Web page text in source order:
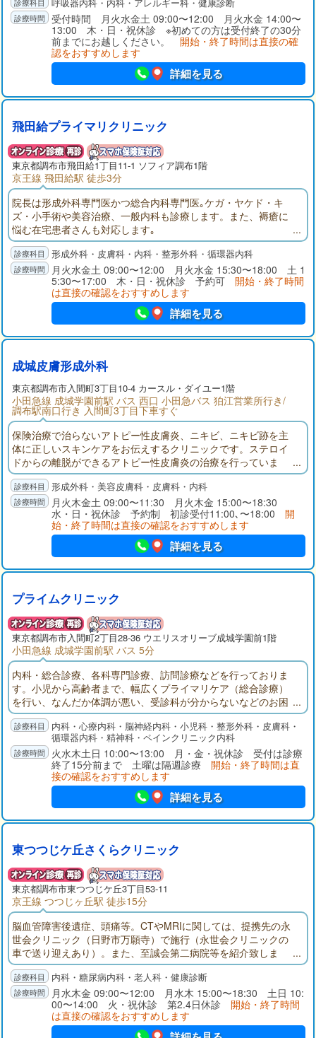
ます。長年「咳」に注目し、呼吸器外来を行ってきた咳専門医
がお一人お一人の症状を見極め、適切な処置を行っておりま
す。ながびく咳でお悩みの方は、ぜひ一度ご相談ください。
受付時間 月火水金土 09:00〜12:00 月火水金 14:00〜
13:00 木・日・祝休診 ※初めての方は受付終了の30分
前までにお越しください。 開始・終了時間は直接の確
認をおすすめします
詳細を見る
飛田給プライマリクリニック
東京都調布市飛田給1丁目11-1 ソフィア調布1階
京王線 飛田給駅 徒歩3分
院長は形成外科専門医かつ総合内科専門医｡ケガ・ヤケド・キ
ズ・小手術や美容治療、一般内科も診療します。また、褥瘡に
悩む在宅患者さんも対応します｡
形成外科・皮膚科・内科・整形外科・循環器内科
月火水金土 09:00〜12:00 月火水金 15:30〜18:00 土 1
5:30〜17:00 木・日・祝休診 予約可 開始・終了時間
は直接の確認をおすすめします
詳細を見る
成城皮膚形成外科
東京都調布市入間町3丁目10-4 カースル・ダイユー1階
小田急線 成城学園前駅 バス 西口 小田急バス 狛江営業所行き/
調布駅南口行き 入間町3丁目下車すぐ
保険治療で治らないアトピー性皮膚炎、ニキビ、ニキビ跡を主
体に正しいスキンケアをお伝えするクリニックです。ステロイ
ドからの離脱ができるアトピー性皮膚炎の治療を行っていま
す。ビタミンの応用によるニキビやニキビ痕の治療や、しわ、
シミ、たるみの改善を行います。
形成外科・美容皮膚科・皮膚科・内科
月火木金土 09:00〜11:30 月火木金 15:00〜18:30
水・日・祝休診 予約制 初診受付11:00､〜18:00 開
始・終了時間は直接の確認をおすすめします
詳細を見る
プライムクリニック
東京都調布市入間町2丁目28-36 ウエリスオリーブ成城学園前1階
小田急線 成城学園前駅 バス 5分
内科・総合診療、各科専門診療、訪問診療などを行っておりま
す。小児から高齢者まで、幅広くプライマリケア（総合診療）
を行い、なんだか体調が悪い、受診科が分からないなどのお困
りごとも、お話をしっかりと傾聴し、必要があれば各医師の専
門診療につなげます。通院が困難な患者さんには訪問診療・往
診も行っております。専門医も多数在籍しており、専門外来も
行っております。
内科・心療内科・脳神経内科・小児科・整形外科・皮膚科・
循環器内科・精神科・ペインクリニック内科
火水木土日 10:00〜13:00 月・金・祝休診 受付は診療
終了15分前まで 土曜は隔週診療 開始・終了時間は直
接の確認をおすすめします
詳細を見る
東つつじケ丘さくらクリニック
東京都調布市東つつじケ丘3丁目53-11
京王線 つつじヶ丘駅 徒歩15分
脳血管障害後遺症、頭痛等。CTやMRIに関しては、提携先の永
世会クリニック（日野市万願寺）で施行（永世会クリニックの
車で送り迎えあり）。また、至誠会第二病院等を紹介致しま
す。土曜日・日曜日でも、調布市が行う「定期健診」を受ける
ことが可能。「雇入れ時健康診断」も行っています。
内科・糖尿病内科・老人科・健康診断
月水木金 09:00〜12:00 月水木 15:00〜18:30 土日 10:
00〜14:00 火・祝休診 第2.4日休診 開始・終了時間
は直接の確認をおすすめします